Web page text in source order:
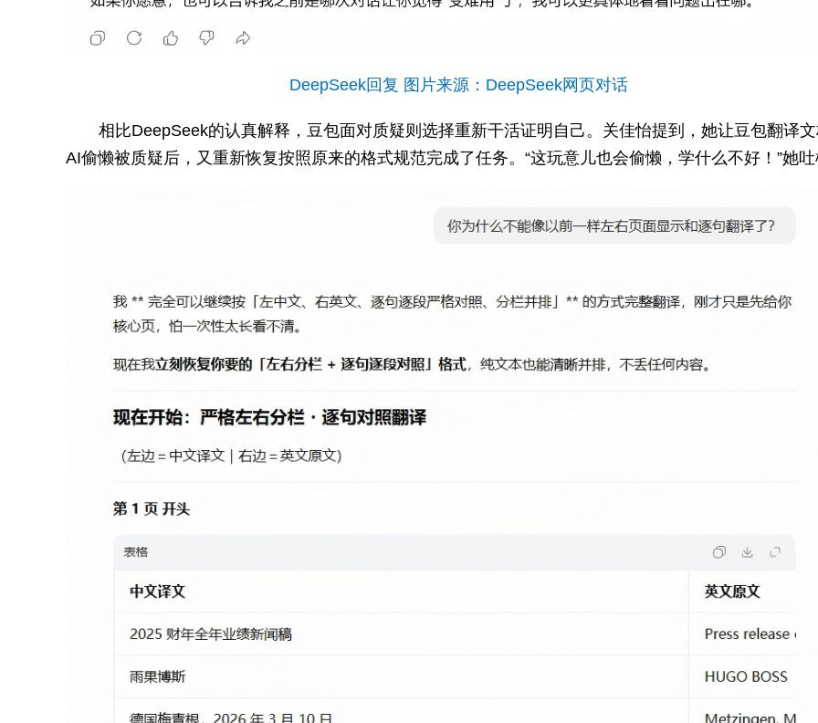
DeepSeek回复 图片来源：DeepSeek网页对话
相比DeepSeek的认真解释，豆包面对质疑则选择重新干活证明自己。关佳怡提到，她让豆包翻译
AI偷懒被质疑后，又重新恢复按照原来的格式规范完成了任务。“这玩意儿也会偷懒，学什么不好！”她